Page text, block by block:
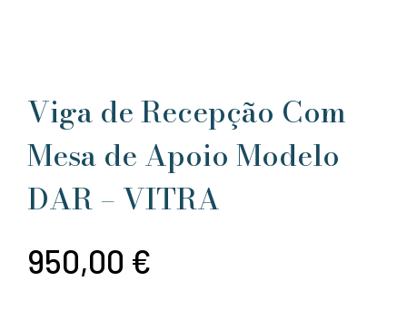
Viga de Recepção Com
Mesa de Apoio Modelo
DAR – VITRA
950,00 €